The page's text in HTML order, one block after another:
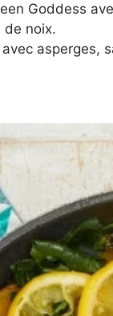
Goddess
de noix.
asperges,